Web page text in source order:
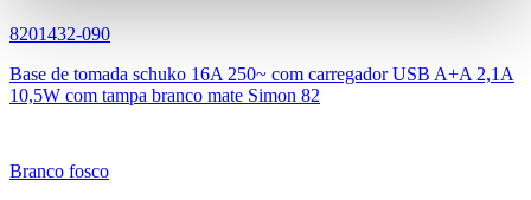
8201432-090
Base de tomada schuko 16A 250~ com carregador USB A+A 2,1A
10,5W com tampa branco mate Simon 82
Branco fosco